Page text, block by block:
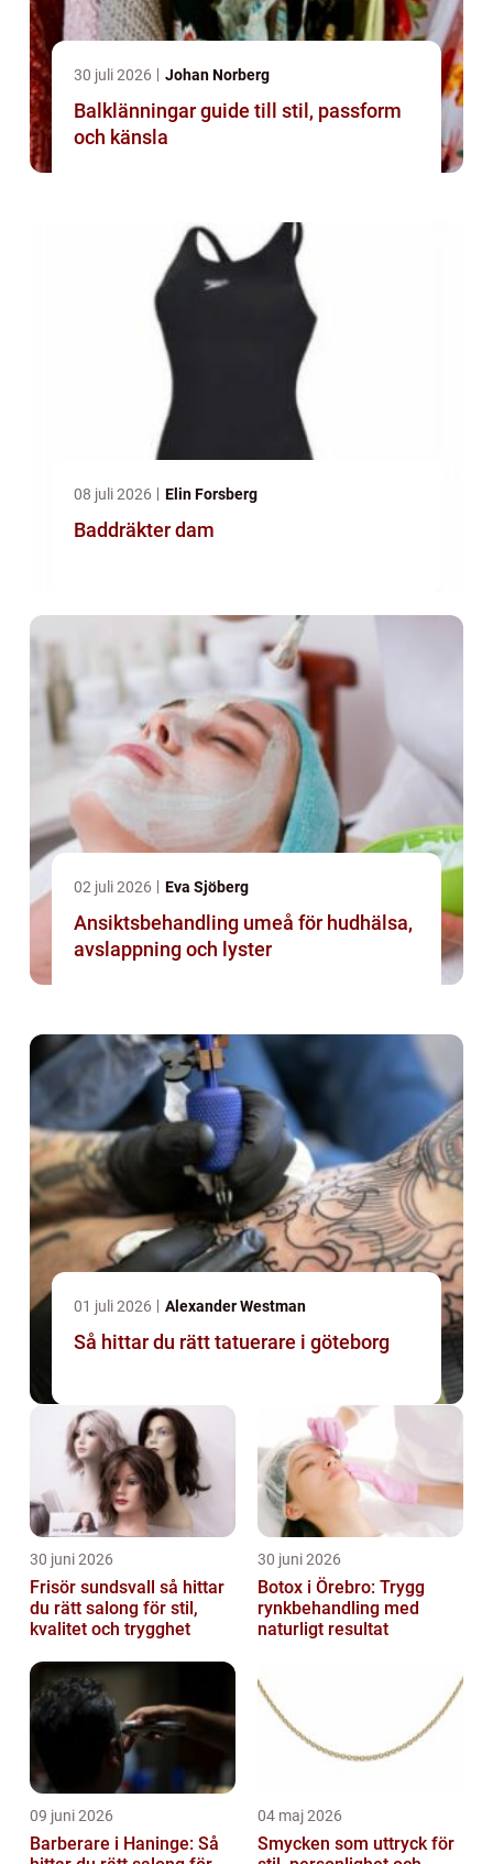
30 juli 2026 Johan Norberg
Balklänningar guide till stil, passform
och känsla
08 juli 2026 Elin Forsberg
Baddräkter dam
02 juli 2026 Eva Sjöberg
Ansiktsbehandling umeå för hudhälsa,
avslappning och lyster
01 juli 2026 Alexander Westman
Så hittar du rätt tatuerare i göteborg
30 juni 2026
Frisör sundsvall så hittar
du rätt salong för stil,
kvalitet och trygghet
30 juni 2026
Botox i Örebro: Trygg
rynkbehandling med
naturligt resultat
09 juni 2026
Barberare i Haninge: Så
04 maj 2026
Smycken som uttryck för